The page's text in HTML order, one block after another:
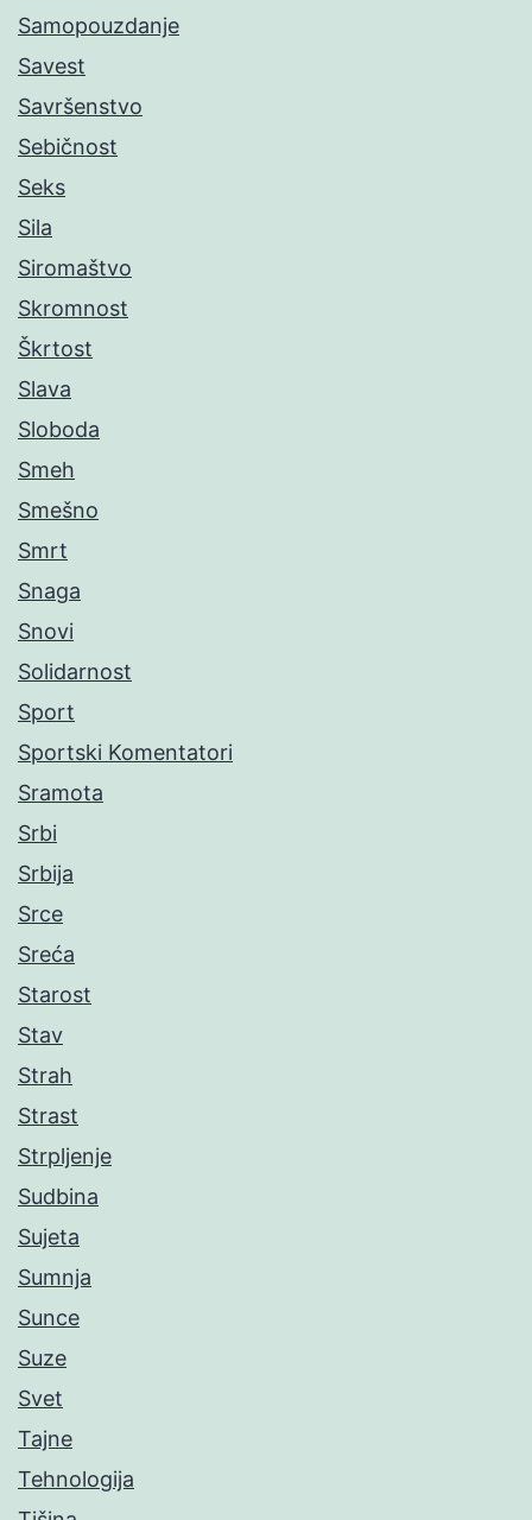
Samopouzdanje
Savest
Savršenstvo
Sebičnost
Seks
Sila
Siromaštvo
Skromnost
Škrtost
Slava
Sloboda
Smeh
Smešno
Smrt
Snaga
Snovi
Solidarnost
Sport
Sportski Komentatori
Sramota
Srbi
Srbija
Srce
Sreća
Starost
Stav
Strah
Strast
Strpljenje
Sudbina
Sujeta
Sumnja
Sunce
Suze
Svet
Tajne
Tehnologija